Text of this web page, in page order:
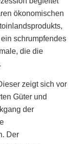
ökonomischen
schrumpfendes
die die
zeigt sich vor
Güter und
der
Der